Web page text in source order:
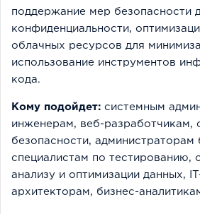
поддержание мер безопасности
конфиденциальности,
облачных ресурсов для
использование инструментов
кода.
Кому подойдет: системным
инженерам, веб-разработчикам,
безопасности, администраторам
специалистам по тестированию,
анализу и оптимизации данных,
архитекторам, бизнес-